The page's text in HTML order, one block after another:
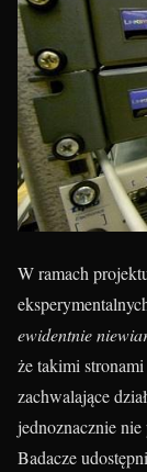
W ramach
ewidentnie
że takimi
zachwalające
jednoznacznie
Badacze